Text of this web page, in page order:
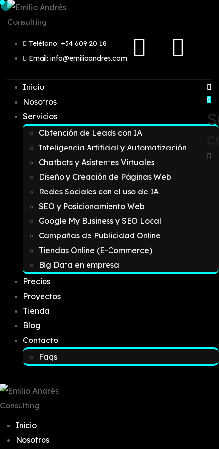
Teléfono: +34 609 20 18
Email: info@emilioandres.com
Inicio
Nosotros
Servicios
Obtención de Leads con IA
Inteligencia Artificial y Automatización
Chatbots y Asistentes Virtuales
Diseño y Creación de Páginas Web
Redes Sociales con el uso de IA
SEO y Posicionamiento Web
Google My Business y SEO Local
Campañas de Publicidad Online
Tiendas Online (E-Commerce)
Big Data en empresa
Precios
Proyectos
Tienda
Blog
Contacto
Faqs
0
Inicio
Nosotros